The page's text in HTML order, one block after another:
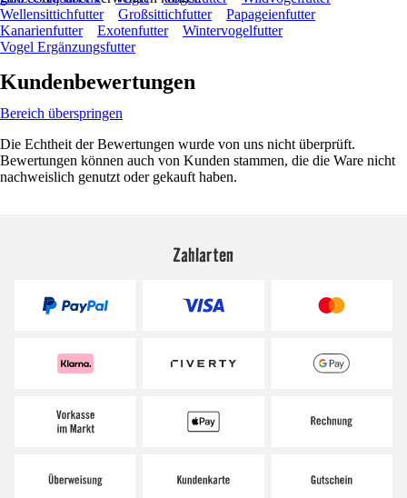
Wellensittichfutter
Großsittichfutter
Papageienfutter
Kanarienfutter
Exotenfutter
Wintervogelfutter
Vogel Ergänzungsfutter
Kundenbewertungen
Bereich überspringen
Die Echtheit der Bewertungen wurde von uns nicht überprüft.
Bewertungen können auch von Kunden stammen, die die Ware nicht
nachweislich genutzt oder gekauft haben.
Zahlarten